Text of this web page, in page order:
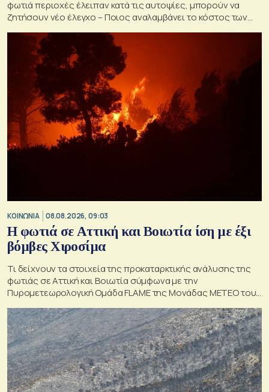
φωτιά περιοχές έλειπαν κατά τις αυτοψίες, μπορούν να
ζητήσουν νέο έλεγχο – Ποιος αναλαμβάνει το κόστος των
ανακατασκευών και κατεδαφίσεων
ΚΟΙΝΩΝΙΑ 08.08.2026, 09:03
Η φωτιά σε Αττική και Βοιωτία ίση με έξι
βόμβες Χιροσίμα
Τι δείχνουν τα στοιχεία της προκαταρκτικής ανάλυσης της
φωτιάς σε Αττική και Βοιωτία σύμφωνα με την
Πυρομετεωρολογική Ομάδα FLAME της Μονάδας ΜΕΤΕΟ του